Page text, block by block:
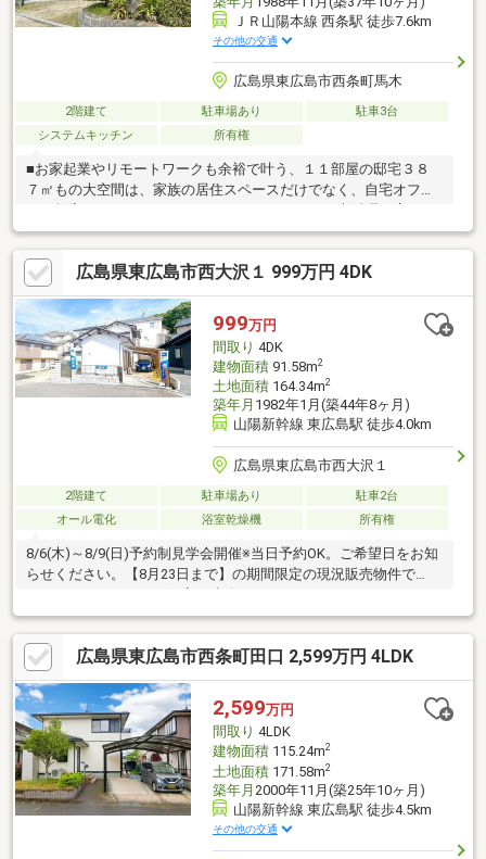
ＪＲ山陽本線 西条駅 徒歩7.6km
その他の交通
広島県東広島市西条町馬木
2階建て 駐車場あり
駐車3台
システムキッチン
所有権
■お家起業やリモートワークも余裕で叶う、１１部屋の邸宅３８
７㎡もの大空間は、家族の居住スペースだけでなく、自宅オフィ
庭や倉庫もあり、自然に触れ合う豊かな暮らしと、ゆとりあるビ
ジネスライフを両立できる稀少な一棟です。資料請求もお気軽に
どうぞ。広島県東広島市西大沢１ 999万円 4DK
999万円
間取り 4DK
建物面積91.58m2
土地面積164.34m2
築年月 1982年1月(築44年8ヶ月)
山陽新幹線 東広島駅 徒歩4.0km
広島県東広島市西大沢１
2階建て 駐車場あり
駐車2台
オール電化
浴室乾燥機 所有権
8/6(木)～8/9(日)予約制見学会開催※当日予約OK。ご希望日をお知
らせください。【8月23日まで】の期間限定の現況販売物件で
けど、仕様は自分で決めたい様々なお客様のニーズに柔軟に応え
られるのはこの期間だけです。2023年頃リフォーム歴あり：ユニ
ットバス交換、レンジフード交換8月24日からは弊社のリフォー
ムプランにて販売予定のため、販売金額や間取り、仕様は変更と
なりますのでご了承ください。
広島県東広島市西条町田口 2,599万円 4LDK
2,599万円
間取り 4LDK
建物面積115.24m2
土地面積171.58m2
築年月 2000年11月(築25年10ヶ月)
山陽新幹線 東広島駅 徒歩4.5km
その他の交通